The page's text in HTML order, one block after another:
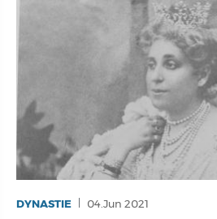
DYNASTIE 04.Jun 2021